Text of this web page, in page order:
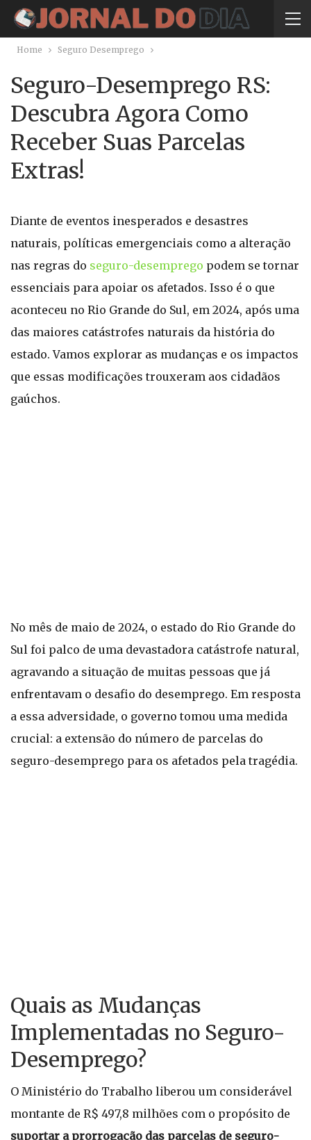
Home Seguro Desemprego
Seguro-Desemprego RS:
Descubra Agora Como
Receber Suas Parcelas
Extras!
Diante de eventos inesperados e desastres
naturais, políticas emergenciais como a alteração
nas regras do seguro-desemprego podem se tornar
essenciais para apoiar os afetados. Isso é o que
aconteceu no Rio Grande do Sul, em 2024, após uma
das maiores catástrofes naturais da história do
estado. Vamos explorar as mudanças e os impactos
que essas modificações trouxeram aos cidadãos
gaúchos.
No mês de maio de 2024, o estado do Rio Grande do
Sul foi palco de uma devastadora catástrofe natural,
agravando a situação de muitas pessoas que já
enfrentavam o desafio do desemprego. Em resposta
a essa adversidade, o governo tomou uma medida
crucial: a extensão do número de parcelas do
seguro-desemprego para os afetados pela tragédia.
Quais as Mudanças
Implementadas no Seguro-
Desemprego?
O Ministério do Trabalho liberou um considerável
montante de R$ 497,8 milhões com o propósito de
suportar a prorrogação das parcelas de seguro-